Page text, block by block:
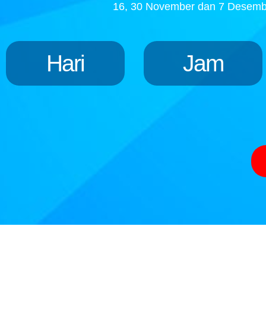
16, 30 November dan 7
Hari Jam